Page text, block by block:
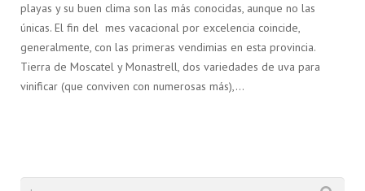
playas y su buen clima son las más conocidas, aunque no las
únicas. El fin del mes vacacional por excelencia coincide,
generalmente, con las primeras vendimias en esta provincia.
Tierra de Moscatel y Monastrell, dos variedades de uva para
vinificar (que conviven con numerosas más),…